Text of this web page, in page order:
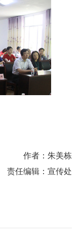
作者：朱美栋
责任编辑：宣传处